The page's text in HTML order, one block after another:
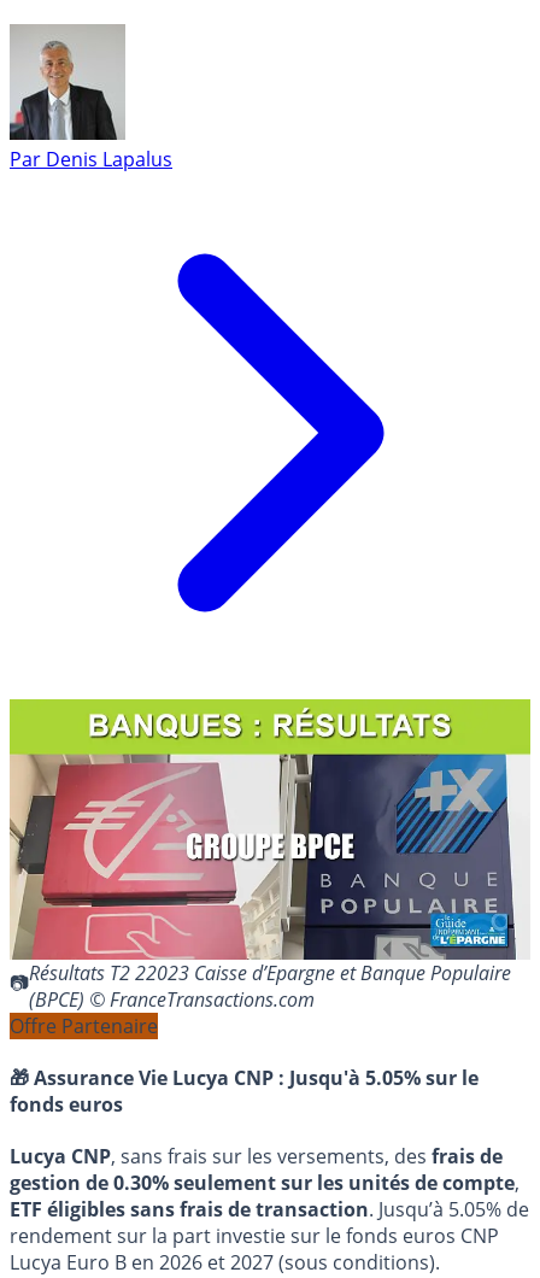
Par Denis Lapalus
Résultats T2 22023 Caisse d’Epargne et Banque Populaire
(BPCE) © FranceTransactions.com
Offre Partenaire
🎁 Assurance Vie Lucya CNP : Jusqu'à 5.05% sur le
fonds euros
Lucya CNP, sans frais sur les versements, des frais de
gestion de 0.30% seulement sur les unités de compte,
ETF éligibles sans frais de transaction. Jusqu’à 5.05% de
rendement sur la part investie sur le fonds euros CNP
Lucya Euro B en 2026 et 2027 (sous conditions).